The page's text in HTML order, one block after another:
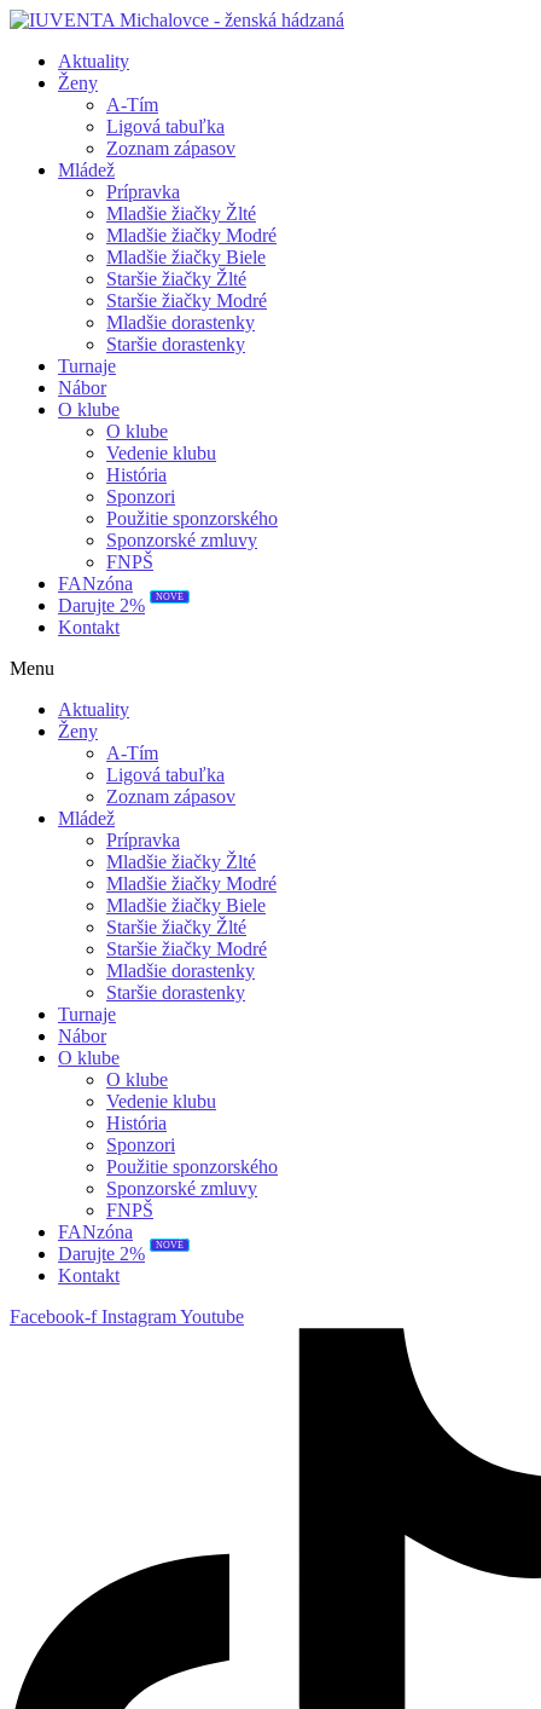
Aktuality
Ženy
A-Tím
Ligová tabuľka
Zoznam zápasov
Mládež
Prípravka
Mladšie žiačky Žlté
Mladšie žiačky Modré
Mladšie žiačky Biele
Staršie žiačky Žlté
Staršie žiačky Modré
Mladšie dorastenky
Staršie dorastenky
Turnaje
Nábor
O klube
O klube
Vedenie klubu
História
Sponzori
Použitie sponzorského
Sponzorské zmluvy
FNPŠ
FANzóna
Darujte 2%
NOVÉ
Kontakt
Menu
Aktuality
Ženy
A-Tím
Ligová tabuľka
Zoznam zápasov
Mládež
Prípravka
Mladšie žiačky Žlté
Mladšie žiačky Modré
Mladšie žiačky Biele
Staršie žiačky Žlté
Staršie žiačky Modré
Mladšie dorastenky
Staršie dorastenky
Turnaje
Nábor
O klube
O klube
Vedenie klubu
História
Sponzori
Použitie sponzorského
Sponzorské zmluvy
FNPŠ
FANzóna
Darujte 2%
NOVÉ
Kontakt
Facebook-f InstagramYoutube